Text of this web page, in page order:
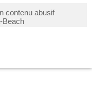
contenu abusif
Beach